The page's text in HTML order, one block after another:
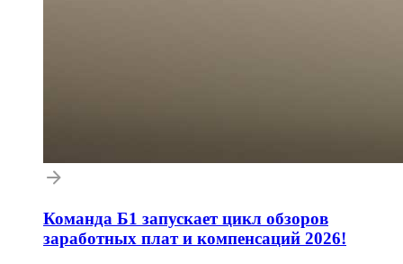
Команда Б1 запускает цикл обзоров
заработных плат и компенсаций 2026!